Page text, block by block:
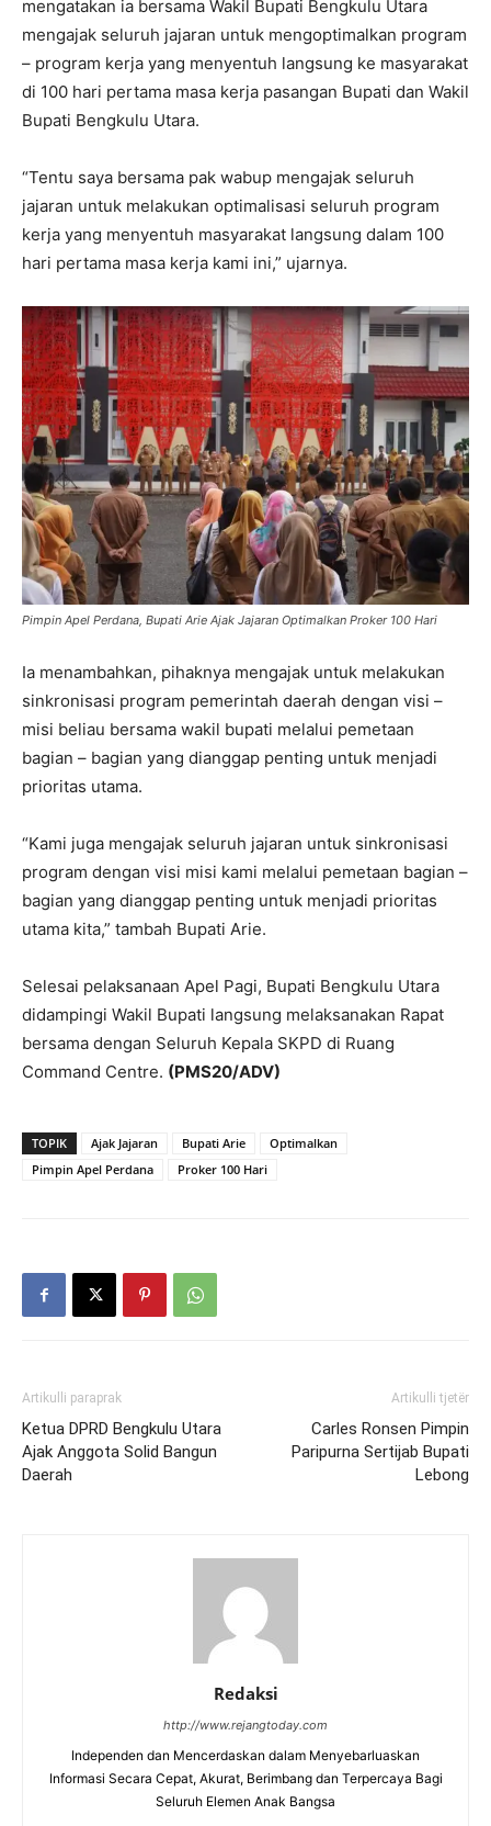
mengatakan ia bersama Wakil Bupati Bengkulu Utara
mengajak seluruh jajaran untuk mengoptimalkan program
– program kerja yang menyentuh langsung ke masyarakat
di 100 hari pertama masa kerja pasangan Bupati dan Wakil
Bupati Bengkulu Utara.
“Tentu saya bersama pak wabup mengajak seluruh
jajaran untuk melakukan optimalisasi seluruh program
kerja yang menyentuh masyarakat langsung dalam 100
hari pertama masa kerja kami ini,” ujarnya.
Pimpin Apel Perdana, Bupati Arie Ajak Jajaran Optimalkan Proker 100 Hari
Ia menambahkan, pihaknya mengajak untuk melakukan
sinkronisasi program pemerintah daerah dengan visi –
misi beliau bersama wakil bupati melalui pemetaan
bagian – bagian yang dianggap penting untuk menjadi
prioritas utama.
“Kami juga mengajak seluruh jajaran untuk sinkronisasi
program dengan visi misi kami melalui pemetaan bagian –
bagian yang dianggap penting untuk menjadi prioritas
utama kita,” tambah Bupati Arie.
Selesai pelaksanaan Apel Pagi, Bupati Bengkulu Utara
didampingi Wakil Bupati langsung melaksanakan Rapat
bersama dengan Seluruh Kepala SKPD di Ruang
Command Centre. (PMS20/ADV)
TOPIK Ajak Jajaran Bupati Arie
Optimalkan
Pimpin Apel Perdana
Proker 100 Hari
Artikulli paraprak
Ketua DPRD Bengkulu Utara
Ajak Anggota Solid Bangun
Daerah
Artikulli tjetër
Carles Ronsen Pimpin
Paripurna Sertijab Bupati
Lebong
Redaksi
http://www.rejangtoday.com
Independen dan Mencerdaskan dalam Menyebarluaskan
Informasi Secara Cepat, Akurat, Berimbang dan Terpercaya Bagi
Seluruh Elemen Anak Bangsa